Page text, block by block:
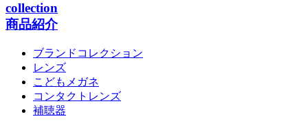
collection
商品紹介
ブランドコレクション
レンズ
こどもメガネ
コンタクトレンズ
補聴器